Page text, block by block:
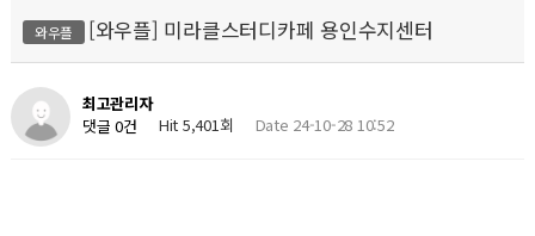
와우플 [와우플] 미라클스터디카페 용인수지센터
최고관리자
댓글 0건
Hit 5,401회 Date 24-10-28 10:52